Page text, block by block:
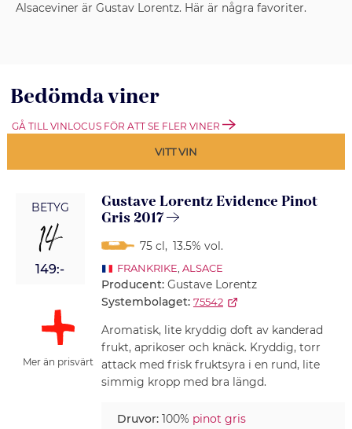
Alsaceviner är Gustav Lorentz. Här är några favoriter.
Bedömda viner
GÅ TILL VINLOCUS FÖR ATT SE FLER VINER
VITT VIN
BETYG
14
149:-
Mer än prisvärt
Gustave Lorentz Evidence Pinot
Gris 2017
75 cl, 13.5% vol.
FRANKRIKE ALSACE
Producent: Gustave Lorentz
Systembolaget: 75542
Aromatisk, lite kryddig doft av kanderad
frukt, aprikoser och knäck. Kryddig, torr
attack med frisk fruktsyra i en rund, lite
simmig kropp med bra längd.
Druvor:100% pinot gris